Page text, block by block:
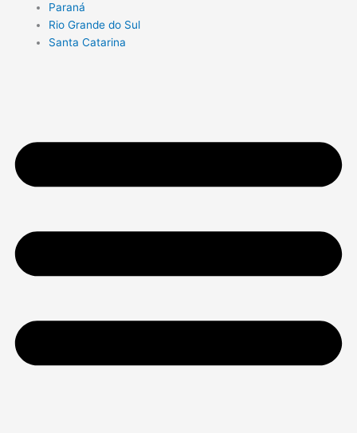
Paraná
Rio Grande do Sul
Santa Catarina